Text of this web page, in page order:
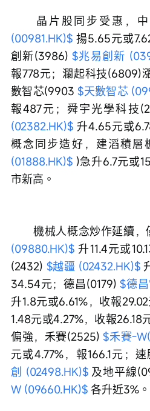
晶片股同步受惠，中
(00981.HK)$ 揚5.65元或
創新(3986) $兆易創新
報778元；瀾起科技(6809)
數智芯(9903 $天數智芯
報487元；舜宇光學科技
(02382.HK)$ 升4.65元或
概念同步造好，建滔積層
(01888.HK)$ )急升6.7元或
市新高。
機械人概念炒作延續，
(09880.HK)$ 升11.4元或
(2432) $越疆 (02432.HK)$
34.54元；德昌(0179) $德
升1.8元或6.61%，收報
1.48元或4.27%，收報26.18
偏強，禾賽(2525) $禾賽-
元或4.77%，報166.1元；
創 (02498.HK)$ 及地平線
W (09660.HK)$ 各升近3%。